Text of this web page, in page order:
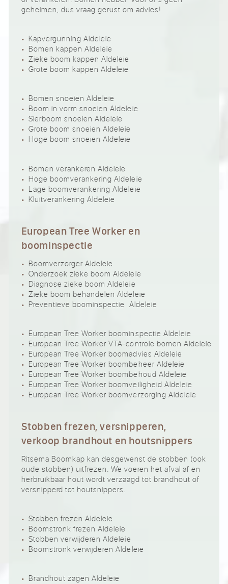
geheimen, dus vraag gerust om advies!
Kapvergunning Aldeleie
Bomen kappen Aldeleie
Zieke boom kappen Aldeleie
Grote boom kappen Aldeleie
Bomen snoeien Aldeleie
Boom in vorm snoeien Aldeleie
Sierboom snoeien Aldeleie
Grote boom snoeien Aldeleie
Hoge boom snoeien Aldeleie
Bomen verankeren Aldeleie
Hoge boomverankering Aldeleie
Lage boomverankering Aldeleie
Kluitverankering Aldeleie
European Tree Worker en
boominspectie
Boomverzorger Aldeleie
Onderzoek zieke boom Aldeleie
Diagnose zieke boom Aldeleie
Zieke boom behandelen Aldeleie
Preventieve boominspectie Aldeleie
European Tree Worker boominspectie Aldeleie
European Tree Worker VTA-controle bomen Aldeleie
European Tree Worker boomadvies Aldeleie
European Tree Worker boombeheer Aldeleie
European Tree Worker boombehoud Aldeleie
European Tree Worker boomveiligheid Aldeleie
European Tree Worker boomverzorging Aldeleie
Stobben frezen, versnipperen,
verkoop brandhout en houtsnippers
Ritsema Boomkap kan desgewenst de stobben (ook
oude stobben) uitfrezen. We voeren het afval af en
herbruikbaar hout wordt verzaagd tot brandhout of
versnipperd tot houtsnippers.
Stobben frezen Aldeleie
Boomstronk frezen Aldeleie
Stobben verwijderen Aldeleie
Boomstronk verwijderen Aldeleie
Brandhout zagen Aldeleie